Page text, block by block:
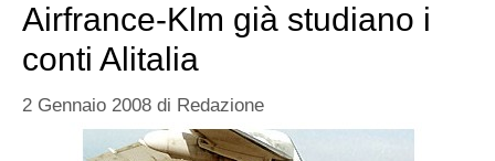
Airfrance-Klm già studiano i
conti Alitalia
2 Gennaio 2008 di Redazione